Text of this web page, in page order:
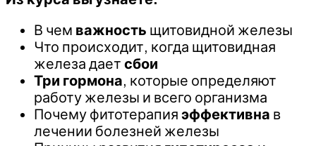
В чем важность щитовидной железы
Что происходит, когда щитовидная
железа дает сбои
Три гормона, которые определяют
работу железы и всего организма
Почему фитотерапия эффективна в
лечении болезней железы